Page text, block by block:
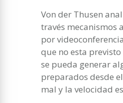
Von der Thusen
través mecanismos
por
que no esta
se pueda generar
preparados desde
mal y la velocidad